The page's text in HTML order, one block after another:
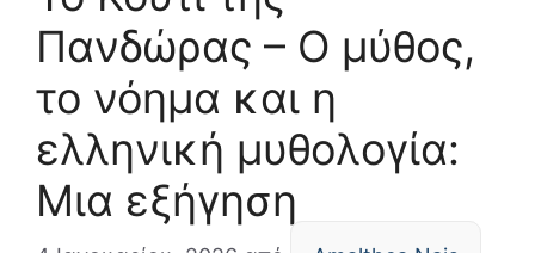
Πανδώρας – Ο μύθος,
το νόημα και η
ελληνική μυθολογία:
Μια εξήγηση